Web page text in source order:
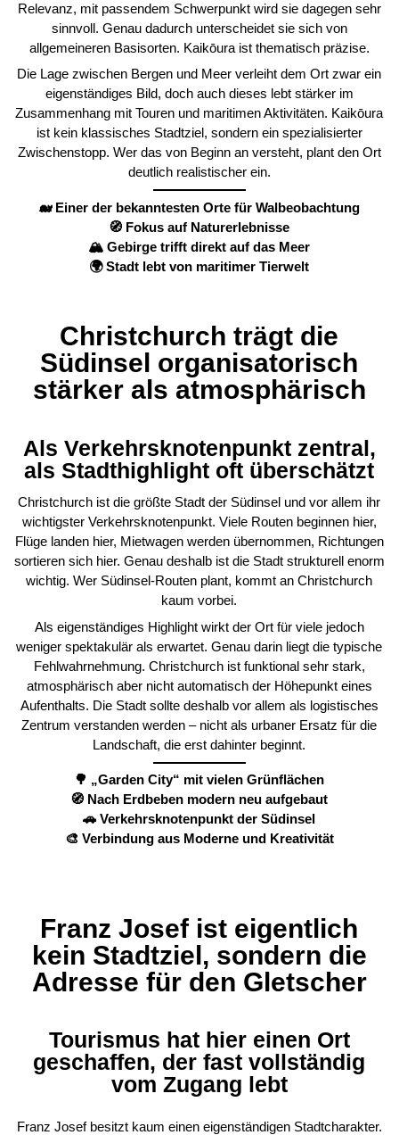
Relevanz, mit passendem Schwerpunkt wird sie dagegen sehr
sinnvoll. Genau dadurch unterscheidet sie sich von
allgemeineren Basisorten. Kaikōura ist thematisch präzise.
Die Lage zwischen Bergen und Meer verleiht dem Ort zwar ein
eigenständiges Bild, doch auch dieses lebt stärker im
Zusammenhang mit Touren und maritimen Aktivitäten. Kaikōura
ist kein klassisches Stadtziel, sondern ein spezialisierter
Zwischenstopp. Wer das von Beginn an versteht, plant den Ort
deutlich realistischer ein.
🐋 Einer der bekanntesten Orte für Walbeobachtung
🧭 Fokus auf Naturerlebnisse
🏔️ Gebirge trifft direkt auf das Meer
🌍 Stadt lebt von maritimer Tierwelt
Christchurch trägt die
Südinsel organisatorisch
stärker als atmosphärisch
Als Verkehrsknotenpunkt zentral,
als Stadthighlight oft überschätzt
Christchurch ist die größte Stadt der Südinsel und vor allem ihr
wichtigster Verkehrsknotenpunkt. Viele Routen beginnen hier,
Flüge landen hier, Mietwagen werden übernommen, Richtungen
sortieren sich hier. Genau deshalb ist die Stadt strukturell enorm
wichtig. Wer Südinsel-Routen plant, kommt an Christchurch
kaum vorbei.
Als eigenständiges Highlight wirkt der Ort für viele jedoch
weniger spektakulär als erwartet. Genau darin liegt die typische
Fehlwahrnehmung. Christchurch ist funktional sehr stark,
atmosphärisch aber nicht automatisch der Höhepunkt eines
Aufenthalts. Die Stadt sollte deshalb vor allem als logistisches
Zentrum verstanden werden – nicht als urbaner Ersatz für die
Landschaft, die erst dahinter beginnt.
🌳 „Garden City“ mit vielen Grünflächen
🧭 Nach Erdbeben modern neu aufgebaut
🚗 Verkehrsknotenpunkt der Südinsel
🎨 Verbindung aus Moderne und Kreativität
Franz Josef ist eigentlich
kein Stadtziel, sondern die
Adresse für den Gletscher
Tourismus hat hier einen Ort
geschaffen, der fast vollständig
vom Zugang lebt
Franz Josef besitzt kaum einen eigenständigen Stadtcharakter.